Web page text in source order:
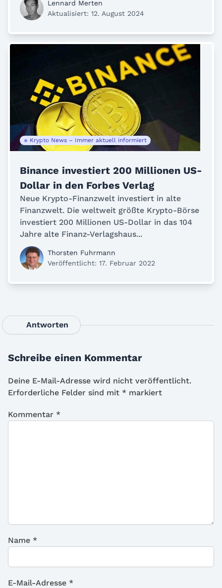
Lennard Merten
Aktualisiert: 12. August 2024
Krypto News – Immer aktuell informiert
Binance investiert 200 Millionen US-
Dollar in den Forbes Verlag
Neue Krypto-Finanzwelt investiert in alte
Finanzwelt. Die weltweit größte Krypto-Börse
investiert 200 Millionen US-Dollar in das 104
Jahre alte Finanz-Verlagshaus...
Thorsten Fuhrmann
Veröffentlicht: 17. Februar 2022
Antworten
Schreibe einen Kommentar
Deine E-Mail-Adresse wird nicht veröffentlicht.
Erforderliche Felder sind mit * markiert
Kommentar *
Name *
E-Mail-Adresse *